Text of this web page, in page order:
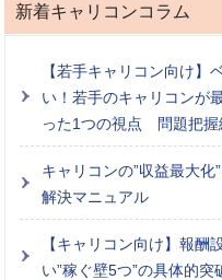
新着キャリコンコラム
【若手キャリコン向け】
い！若手のキャリコンが
った1つの視点 問題把握
キャリコンの”収益最大
解決マニュアル
【キャリコン向け】報酬
い”稼ぐ壁5つ”の具体的